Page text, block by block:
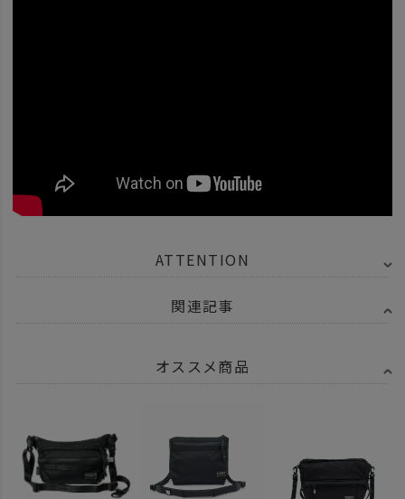
ATTENTION
関連記事
オススメ商品